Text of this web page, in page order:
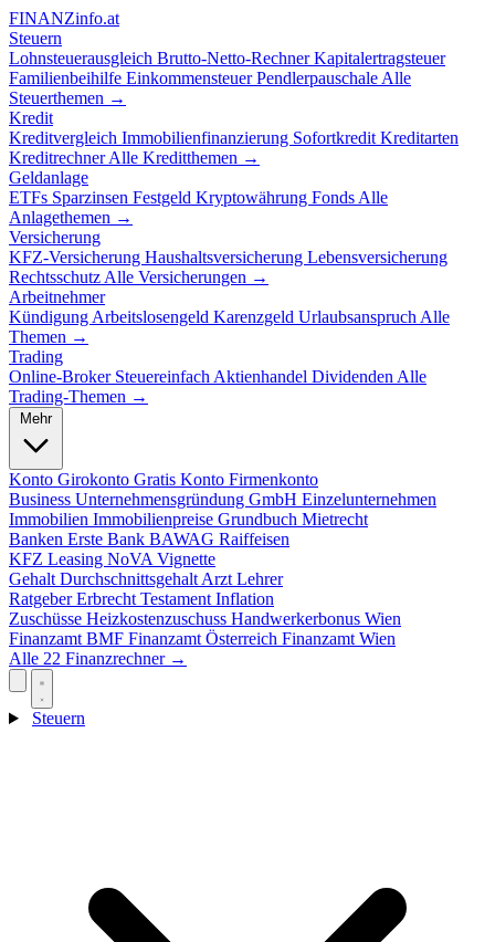
FINANZinfo.at
Steuern
Lohnsteuerausgleich Brutto-Netto-RechnerKapitalertragsteuer
Familienbeihilfe EinkommensteuerPendlerpauschale Alle
Steuerthemen →
Kredit
Kreditvergleich Immobilienfinanzierung Sofortkredit Kreditarten
KreditrechnerAlle Kreditthemen →
Geldanlage
ETFs Sparzinsen Festgeld Kryptowährung Fonds Alle
Anlagethemen →
Versicherung
KFZ-Versicherung Haushaltsversicherung Lebensversicherung
Rechtsschutz Alle Versicherungen →
Arbeitnehmer
Kündigung Arbeitslosengeld Karenzgeld Urlaubsanspruch Alle
Themen →
Trading
Online-Broker Steuereinfach Aktienhandel Dividenden Alle
Trading-Themen →
Mehr
Konto Girokonto Gratis Konto Firmenkonto
Business Unternehmensgründung GmbH Einzelunternehmen
Immobilien Immobilienpreise Grundbuch Mietrecht
Banken Erste Bank BAWAG Raiffeisen
KFZ Leasing NoVA Vignette
Gehalt Durchschnittsgehalt Arzt Lehrer
RatgeberErbrecht Testament Inflation
Zuschüsse Heizkostenzuschuss Handwerkerbonus Wien
Finanzamt BMF Finanzamt Österreich Finanzamt Wien
Alle 22 Finanzrechner →
Steuern